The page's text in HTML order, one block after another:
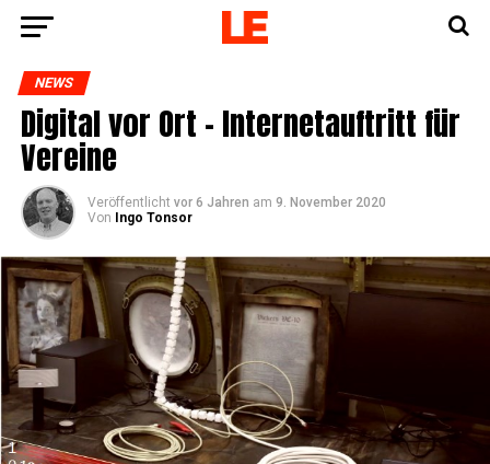
NEWS
Digi­tal vor Ort – Inter­net­auf­tritt für
Vereine
Veröffentlicht vor 6 Jahren am 9. November 2020
Von
Ingo Tonsor